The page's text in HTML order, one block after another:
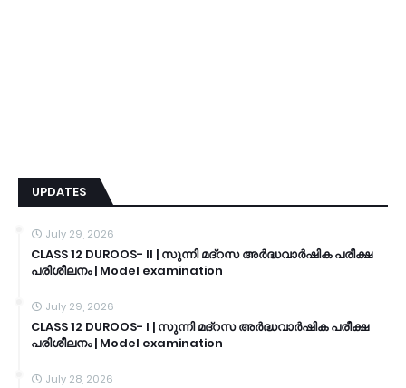
UPDATES
July 29, 2026
CLASS 12 DUROOS- II | സുന്നി മദ്റസ അർദ്ധവാർഷിക പരീക്ഷ
പരിശീലനം | Model examination
July 29, 2026
CLASS 12 DUROOS- I | സുന്നി മദ്റസ അർദ്ധവാർഷിക പരീക്ഷ
പരിശീലനം | Model examination
July 28, 2026